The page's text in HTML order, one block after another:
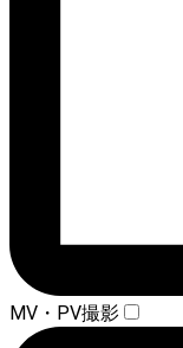
MV・PV撮影